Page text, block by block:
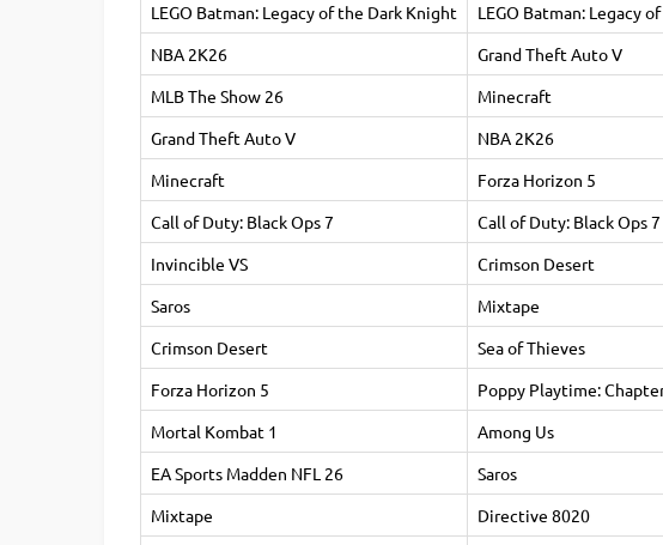
LEGO Batman: Legacy of the Dark Knight
LEGO Batman: Legacy
NBA 2K26
Grand Theft Auto V
MLB The Show 26
Minecraft
Grand Theft Auto V
NBA 2K26
Minecraft
Forza Horizon 5
Call of Duty: Black Ops 7
Call of Duty: Black Ops 7
Invincible VS
Crimson Desert
Saros
Mixtape
Crimson Desert
Sea of Thieves
Forza Horizon 5
Poppy Playtime:
Mortal Kombat 1
Among Us
EA Sports Madden NFL 26
Saros
Mixtape
Directive 8020